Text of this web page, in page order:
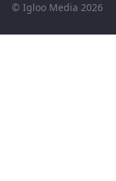
© Igloo Media 2026